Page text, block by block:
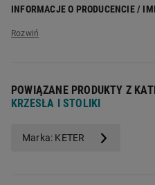
INFORMACJE O PRODUCENCIE /
Nazwa producenta:
Adres importera:al.
POWIĄZANE PRODUKTY Z
KRZESŁA I STOLIKI
Marka: KETER